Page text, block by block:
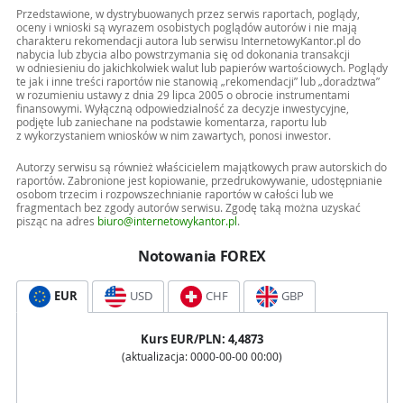
Przedstawione, w dystrybuowanych przez serwis raportach, poglądy,
oceny i wnioski są wyrazem osobistych poglądów autorów i nie mają
charakteru rekomendacji autora lub serwisu InternetowyKantor.pl do
nabycia lub zbycia albo powstrzymania się od dokonania transakcji
w odniesieniu do jakichkolwiek walut lub papierów wartościowych. Poglądy
te jak i inne treści raportów nie stanowią „rekomendacji” lub „doradztwa”
w rozumieniu ustawy z dnia 29 lipca 2005 o obrocie instrumentami
finansowymi. Wyłączną odpowiedzialność za decyzje inwestycyjne,
podjęte lub zaniechane na podstawie komentarza, raportu lub
z wykorzystaniem wniosków w nim zawartych, ponosi inwestor.
Autorzy serwisu są również właścicielem majątkowych praw autorskich do
raportów. Zabronione jest kopiowanie, przedrukowywanie, udostępnianie
osobom trzecim i rozpowszechnianie raportów w całości lub we
fragmentach bez zgody autorów serwisu. Zgodę taką można uzyskać
pisząc na adres biuro@internetowykantor.pl .
Notowania FOREX
EUR USD CHF GBP
Kurs EUR/PLN: 4,4873
(aktualizacja: 0000-00-00 00:00)